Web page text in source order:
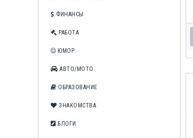
ФИНАНСЫ
РАБОТА
ЮМОР
АВТО/МОТО
ОБРАЗОВАНИЕ
ЗНАКОМСТВА
БЛОГИ